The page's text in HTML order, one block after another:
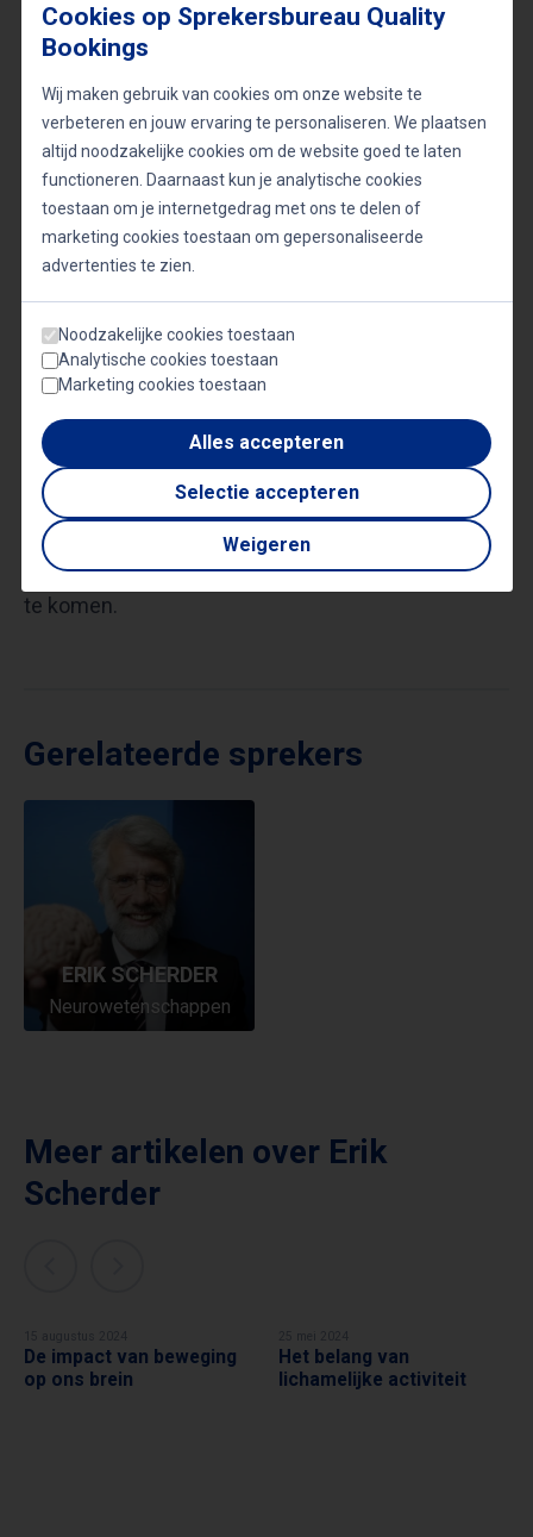
Erik Scherder’s boodschap is helder: een gezonde
geest en een gezond lichaam gaan hand in hand. Of
het nu gaat om een wandeling in de natuur, het
nemen van een paar extra stappen tijdens de
werkdag, of jezelf verliezen in een goed boek –
elke vorm van activiteit draagt bij aan een beter
functionerend brein. Zijn pleidooi reikt verder dan
wetenschappelijke inzichten; het is een praktische
gids voor een bewuster en gezonder leven.
Door beweging en mentale prikkels centraal te
stellen in ons dagelijks leven, kunnen we niet alleen
ons welzijn verbeteren, maar ook beter omgaan
met de uitdagingen van een steeds veranderende
wereld. Scherder’s adviezen zijn niet alleen
inspirerend, maar ook een oproep om zelf in actie
te komen.
Gerelateerde sprekers
ERIK SCHERDER
Neurowetenschappen
Meer artikelen over Erik
Scherder
ERIK SCHERDER
De impact van beweging
op ons brein
ERIK SCHERDER
Het belang van
lichamelijke activiteit
Cookies op Sprekersbureau Quality
Bookings
Wij maken gebruik van cookies om onze website te
verbeteren en jouw ervaring te personaliseren. We plaatsen
altijd noodzakelijke cookies om de website goed te laten
functioneren. Daarnaast kun je analytische cookies
toestaan om je internetgedrag met ons te delen of
marketing cookies toestaan om gepersonaliseerde
advertenties te zien.
Noodzakelijke cookies toestaan
Analytische cookies toestaan
Marketing cookies toestaan
Alles accepteren
Selectie accepteren
Weigeren